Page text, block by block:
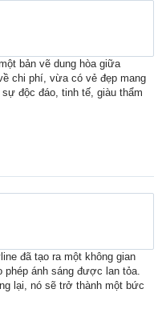
bản vẽ dung hòa giữa
chi phí, vừa có vẻ đẹp mang
độc đáo, tinh tế, giàu thẩm
đã tạo ra một không gian
phép ánh sáng được lan tỏa.
lại, nó sẽ trở thành một bức